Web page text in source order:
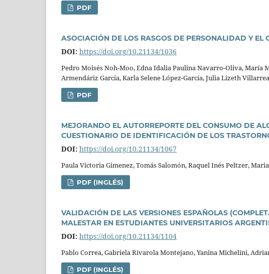
PDF
ASOCIACIÓN DE LOS RASGOS DE PERSONALIDAD Y
DOI: https://doi.org/10.21134/1036
Pedro Moisés Noh-Moo, Edna Idalia Paulina Navarro-Oliva, Marí­a
Armendáriz Garcí­a, Karla Selene López-Garcí­a, Julia Lizeth
PDF
MEJORANDO EL AUTORREPORTE DEL CONSUMO DE
CUESTIONARIO DE IDENTIFICACIÓN DE LOS
DOI: https://doi.org/10.21134/1067
Paula Victoria Gimenez, Tomás Salomón, Raquel Inés Peltzer,
PDF (INGLÉS)
VALIDACIÓN DE LAS VERSIONES ESPAÑOLAS
MALESTAR EN ESTUDIANTES UNIVERSITARIOS
DOI: https://doi.org/10.21134/1104
Pablo Correa, Gabriela Rivarola Montejano, Yanina Michelini,
PDF (INGLÉS)